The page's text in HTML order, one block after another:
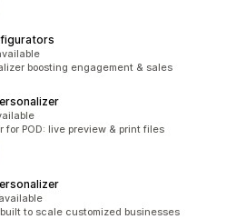
boosting engagement & sales
for POD: live preview & print files
to scale customized businesses